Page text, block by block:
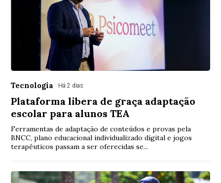
Tecnologia Há 2 dias
Plataforma libera de graça adaptação
escolar para alunos TEA
Ferramentas de adaptação de conteúdos e provas pela
BNCC, plano educacional individualizado digital e jogos
terapêuticos passam a ser oferecidas se...